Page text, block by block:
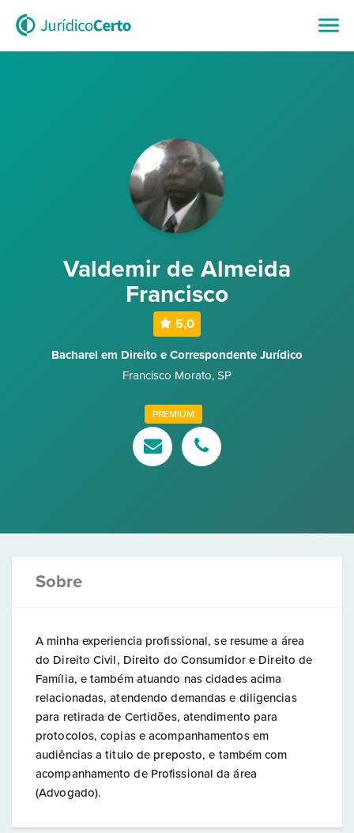
Valdemir de Almeida
Francisco
5,0
Bacharel em Direito e Correspondente Jurídico
Francisco Morato, SP
PREMIUM
Sobre
A minha experiencia profissional, se resume a área
do Direito Civil, Direito do Consumidor e Direito de
Família, e também atuando nas cidades acima
relacionadas, atendendo demandas e diligencias
para retirada de Certidões, atendimento para
protocolos, copias e acompanhamentos em
audiências a titulo de preposto, e também com
acompanhamento de Profissional da área
(Advogado).